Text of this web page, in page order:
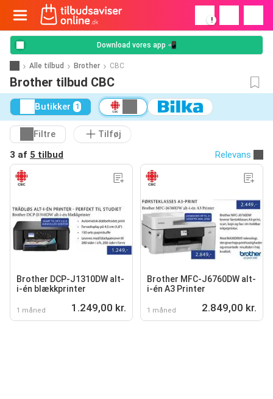
!
Download vores app 📲
Alle tilbud Brother CBC
Brother tilbud CBC
Butikker 1
Filtre
Tilføj
3 af 5 tilbud Relevans
Brother DCP-J1310DW alt-
i-én blækkprinter
1 måned 1.249,00 kr.
Brother MFC-J6760DW alt-
i-én A3 Printer
1 måned 2.849,00 kr.